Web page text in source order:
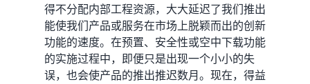
得不分配内部工程资源，大大延迟了我们推出
能使我们产品或服务在市场上脱颖而出的创新
功能的速度。在预置、安全性或空中下载功能
的实施过程中，即便只是出现一个小小的失
误，也会使产品的推出推迟数月。现在，得益